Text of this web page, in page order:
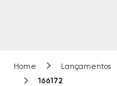
Home Lançamentos
166172